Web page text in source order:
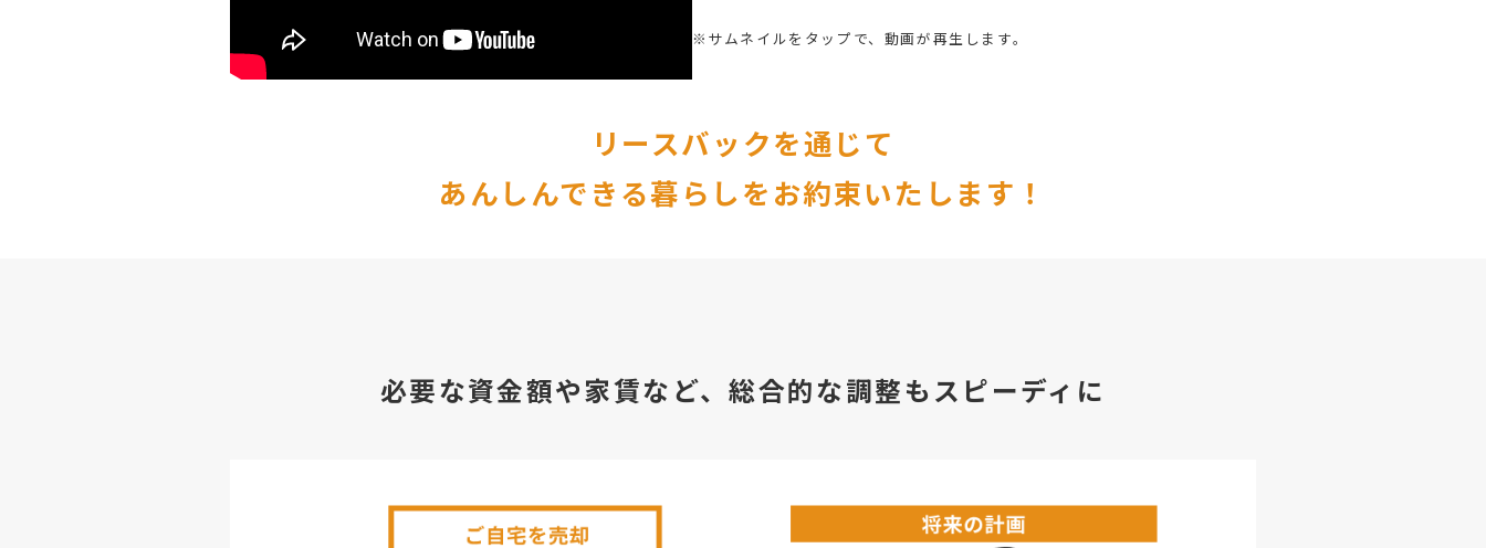
※サムネイルをタップで、動画が再生します。
リースバックを通じて
あんしんできる暮らしをお約束いたします！
必要な資金額や家賃など、総合的な調整もスピーディに